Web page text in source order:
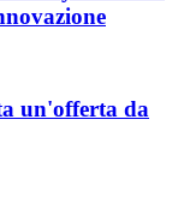
un'offerta da